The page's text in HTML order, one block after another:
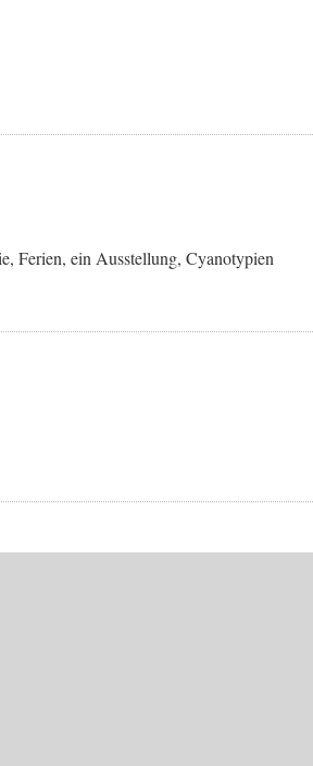
Ferien, ein Ausstellung, Cyanotypien